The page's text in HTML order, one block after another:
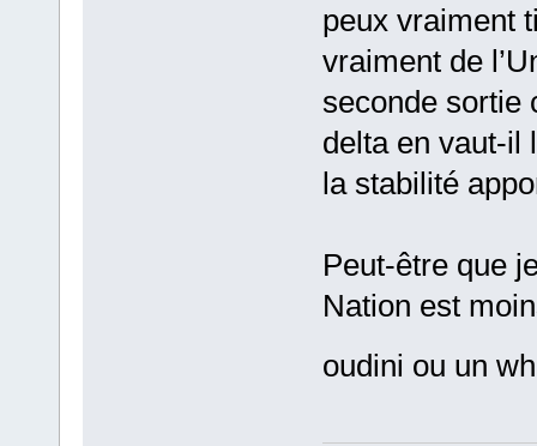
peux vraiment
vraiment de
seconde sortie
delta en vaut-il
la stabilité
Peut-être que
Nation est
oudini ou un